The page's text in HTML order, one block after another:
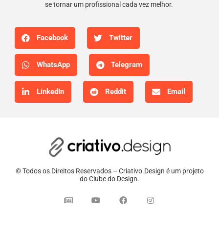
se tornar um profissional cada vez melhor.
Facebook Twitter
WhatsApp Telegram
LinkedIn Reddit Email
© Todos os Direitos Reservados – Criativo.Design é um projeto
do Clube do Design.